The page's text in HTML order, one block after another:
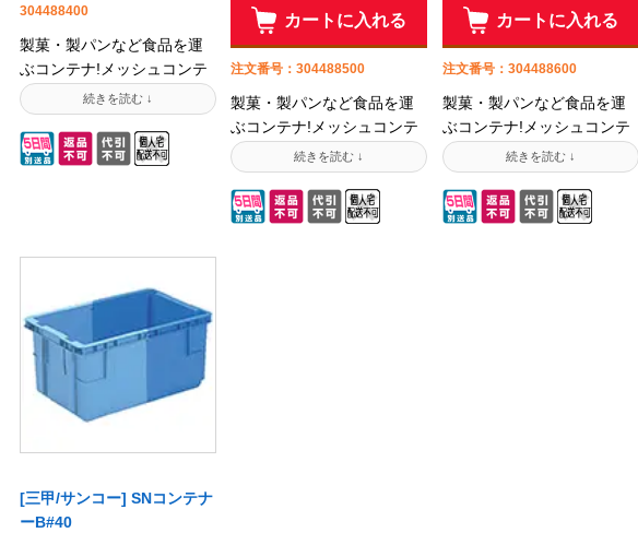
304488400
製菓・製パンなど食品を運
ぶコンテナ!メッシュコンテ
ナ(網目コンテナ)は通気性・
通水性が良く野菜や果物の
収穫用、クリーニング衣類
まで多業種で活躍。ハンド
ティブリスト証明書の発行
ご依頼はこちらから 三甲/サ
ンコーの商品につきまし
て、原材料高騰等の影響を
受け、在庫状況と価格が不
安定な状況となっておりま
す。ご注文をご検討頂く際
を頂ければ幸いです。ご不
変恐縮ですが、何卒、宜し
くお願い致します。
カートに入れる
注文番号：304488500
製菓・製パンなど食品を運
ぶコンテナ!メッシュコンテ
ナ(網目コンテナ)は通気性・
通水性が良く野菜や果物の
収穫用、クリーニング衣類
まで多業種で活躍。ハンド
カートに入れる
注文番号：304488600
製菓・製パンなど食品を運
ぶコンテナ!メッシュコンテ
ナ(網目コンテナ)は通気性・
通水性が良く野菜や果物の
収穫用、クリーニング衣類
まで多業種で活躍。ハンド
[三甲/サンコー] SNコンテナ
ーB#40